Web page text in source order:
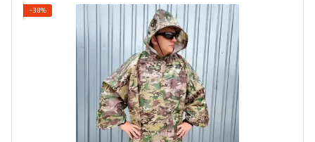
−38%